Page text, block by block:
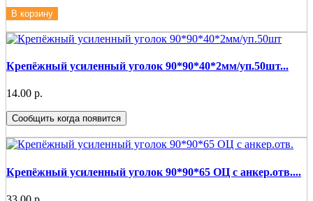
В корзину
Крепёжный усиленный уголок 90*90*40*2мм/уп.50шт...
14.00 р.
Сообщить когда появится
Крепёжный усиленный уголок 90*90*65 ОЦ с анкер.отв....